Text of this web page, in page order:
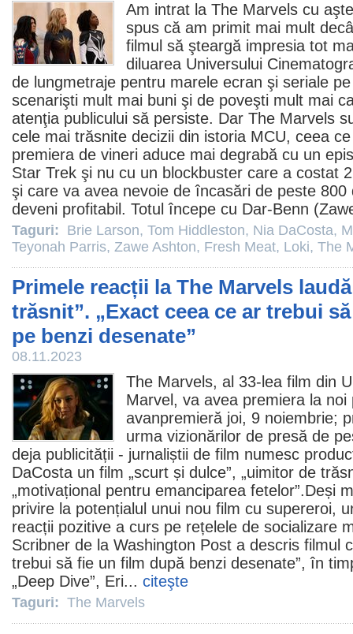
Am intrat la The Marvels cu
spus că am primit mai mult
filmul să şteargă impresia tot
diluarea Universului
de lungmetraje pentru marele ecran şi seriale
scenarişti mult mai buni şi de poveşti mult mai
atenţia publicului să persiste. Dar The Marvels
cele mai trăsnite decizii din istoria MCU, ceea
premiera de vineri aduce mai degrabă cu un
Star Trek şi nu cu un blockbuster care a costat
şi care va avea nevoie de încasări de peste 800
deveni profitabil. Totul începe cu Dar-Benn (
Taguri: Brie Larson, Tom Hiddleston, Nia DaCosta,
Teyonah Parris, Zawe Ashton, Fresh Meat, Loki, The
Primele reacții la The Marvels
trăsnit”. „Exact ceea ce ar trebui
pe benzi desenate”
08.11.2023
The Marvels, al 33-lea film din
Marvel, va avea premiera la
avanpremieră joi, 9 noiembrie;
urma vizionărilor de presă de
deja publicității - jurnaliștii de film numesc
DaCosta un film „scurt și dulce”, „uimitor de
„motivațional pentru emanciparea fetelor”.Deși
privire la potențialul unui nou film cu supereroi,
reacții pozitive a curs pe rețelele de socializare
Scribner de la Washington Post a descris filmul
trebui să fie un film după benzi desenate”, în
„Deep Dive”, Eri... citeşte
Taguri: The Marvels